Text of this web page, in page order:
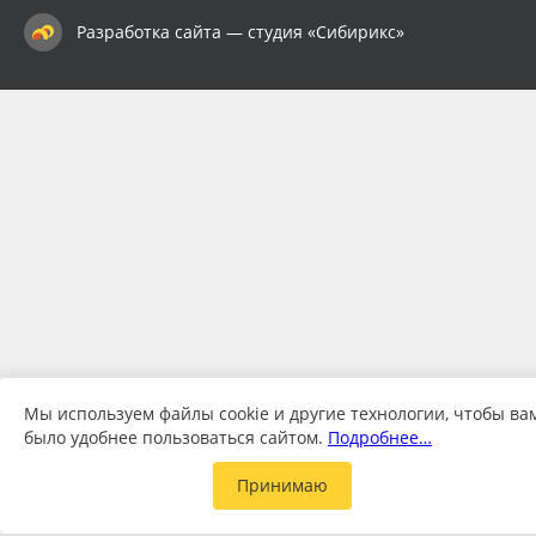
Разработка сайта — студия «Сибирикс»
Мы используем файлы cookie и другие технологии, чтобы
было удобнее пользоваться сайтом. Подробнее…
Принимаю